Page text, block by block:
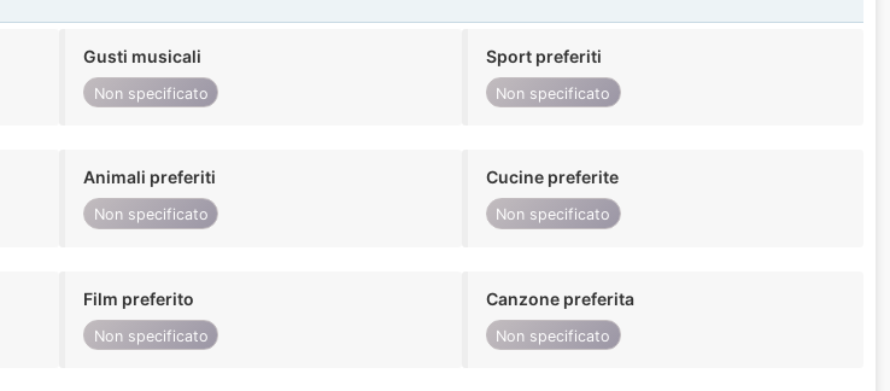
Gusti musicali
Non specificato
Sport preferiti
Non specificato
Animali preferiti
Non specificato
Cucine preferite
Non specificato
Film preferito
Non specificato
Canzone preferita
Non specificato